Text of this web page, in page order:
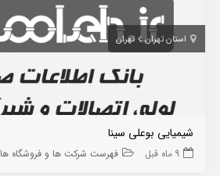
استان تهران تهران
شیمیایی بوعلی سینا
9 ماه قبل فهرست شرکت ها و فروشگاه ها